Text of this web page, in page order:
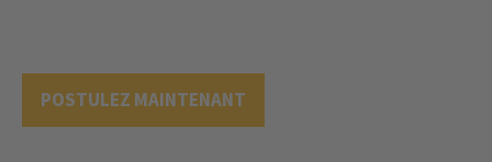
POSTULEZ MAINTENANT